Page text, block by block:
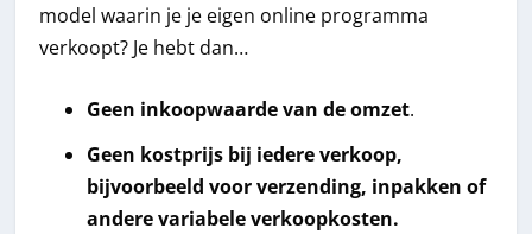
model waarin je je eigen online programma
verkoopt? Je hebt dan…
Geen inkoopwaarde van de omzet.
Geen kostprijs bij iedere verkoop,
bijvoorbeeld voor verzending, inpakken of
andere variabele verkoopkosten.